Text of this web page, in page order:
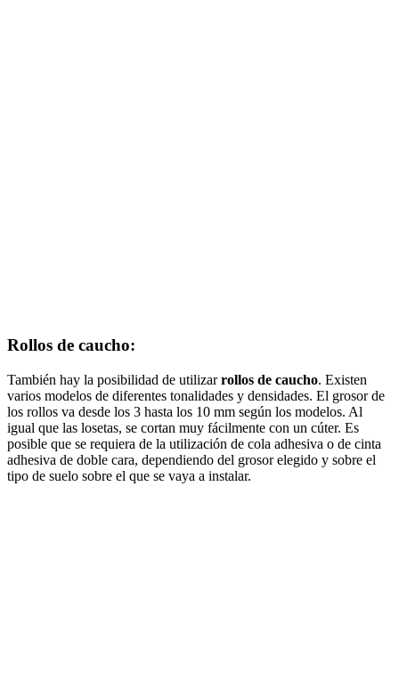
Rollos de caucho:
También hay la posibilidad de utilizarrollos de caucho. Existen
varios modelos de diferentes tonalidades y densidades. El grosor de
los rollos va desde los 3 hasta los 10 mm según los modelos. Al
igual que las losetas, se cortan muy fácilmente con un cúter. Es
posible que se requiera de la utilización de cola adhesiva o de cinta
adhesiva de doble cara, dependiendo del grosor elegido y sobre el
tipo de suelo sobre el que se vaya a instalar.